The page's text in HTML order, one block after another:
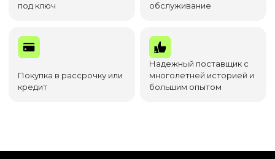
под ключ
обслуживание
Покупка в рассрочку или
кредит
Надежный поставщик с
многолетней историей и
большим опытом